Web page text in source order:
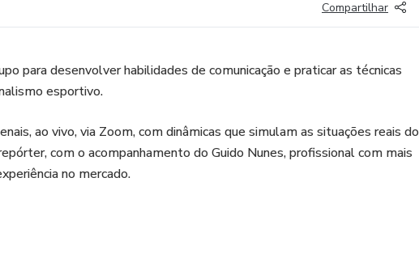
Compartilhar
para desenvolver habilidades de comunicação e praticar as técnicas
esportivo.
ao vivo, via Zoom, com dinâmicas que simulam as situações reais do
com o acompanhamento do Guido Nunes, profissional com mais
no mercado.